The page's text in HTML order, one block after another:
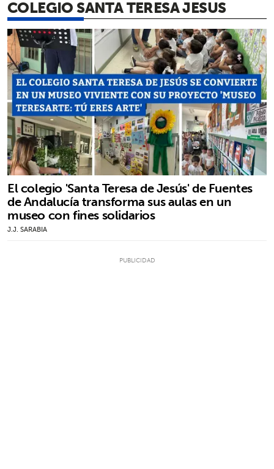
COLEGIO SANTA TERESA JESUS
El colegio 'Santa Teresa de Jesús' de Fuentes
de Andalucía transforma sus aulas en un
museo con fines solidarios
J.J. SARABIA